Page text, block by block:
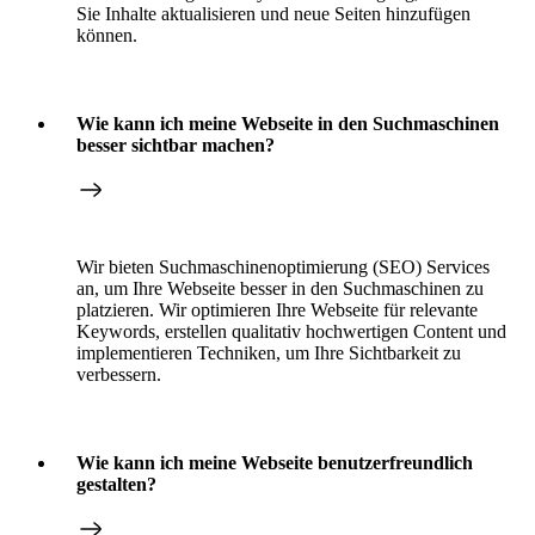
Sie Inhalte aktualisieren und neue Seiten hinzufügen
können.
Wie kann ich meine Webseite in den Suchmaschinen
besser sichtbar machen?
Wir bieten Suchmaschinenoptimierung (SEO) Services
an, um Ihre Webseite besser in den Suchmaschinen zu
platzieren. Wir optimieren Ihre Webseite für relevante
Keywords, erstellen qualitativ hochwertigen Content und
implementieren Techniken, um Ihre Sichtbarkeit zu
verbessern.
Wie kann ich meine Webseite benutzerfreundlich
gestalten?